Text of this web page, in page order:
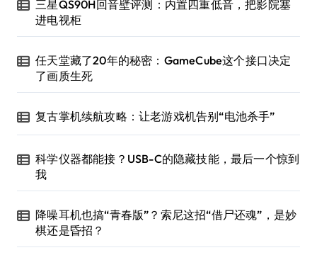
三星QS90H回音壁评测：内置四重低音，把影院塞
进电视柜
任天堂藏了20年的秘密：GameCube这个接口决定
了画质生死
复古掌机续航攻略：让老游戏机告别“电池杀手”
科学仪器都能接？USB-C的隐藏技能，最后一个惊到
我
降噪耳机也搞“青春版”？索尼这招“借尸还魂”，是妙
棋还是昏招？